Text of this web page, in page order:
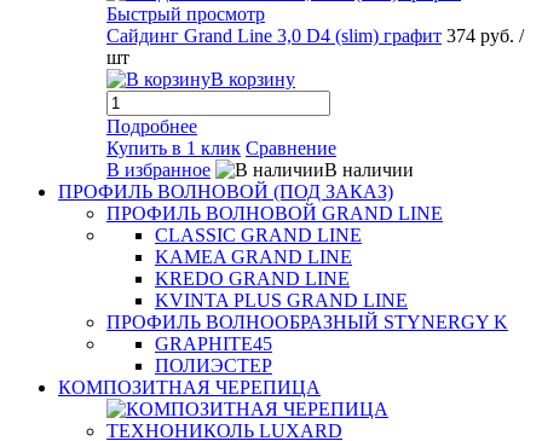
Быстрый просмотр
Сайдинг Grand Line 3,0 D4 (slim) графит 374 руб. /
шт
В корзину
Подробнее
Купить в 1 клик Сравнение
В избранное
В наличии
ПРОФИЛЬ ВОЛНОВОЙ (ПОД ЗАКАЗ)
ПРОФИЛЬ ВОЛНОВОЙ GRAND LINE
CLASSIC GRAND LINE
KAMEA GRAND LINE
KREDO GRAND LINE
KVINTA PLUS GRAND LINE
ПРОФИЛЬ ВОЛНООБРАЗНЫЙ STYNERGY K
GRAPHITE45
ПОЛИЭСТЕР
КОМПОЗИТНАЯ ЧЕРЕПИЦА